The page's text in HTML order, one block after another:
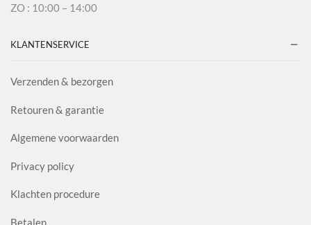
ZO : 10:00 – 14:00
KLANTENSERVICE
Verzenden & bezorgen
Retouren & garantie
Algemene voorwaarden
Privacy policy
Klachten procedure
Betalen